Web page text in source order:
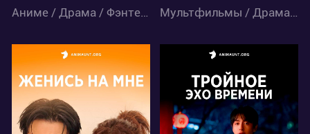
Аниме / Драма / Фэнтези / Экшен Мультфильмы / Драма / Комедия / Музыка / Ужасы / Фэнтези